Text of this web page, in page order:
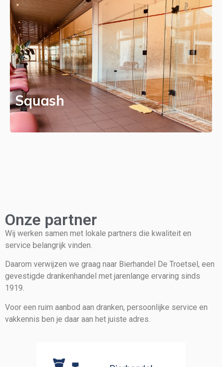
Squash
Onze partner
Wij werken samen met lokale partners die kwaliteit en
service belangrijk vinden.
Daarom verwijzen we graag naar Bierhandel De Troetsel, een
gevestigde drankenhandel met jarenlange ervaring sinds
1919.
Voor een ruim aanbod aan dranken, persoonlijke service en
vakkennis ben je daar aan het juiste adres.